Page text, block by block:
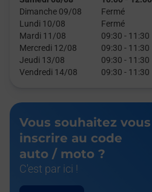
Dimanche 09/08
Fermé
Lundi 10/08
Fermé
Mardi 11/08
09:30 - 11:30
Mercredi 12/08
09:30 - 11:30
Jeudi 13/08
09:30 - 11:30
Vendredi 14/08
09:30 - 11:30
Vous souhaitez vous
inscrire au code
auto / moto ?
C'est par ici !